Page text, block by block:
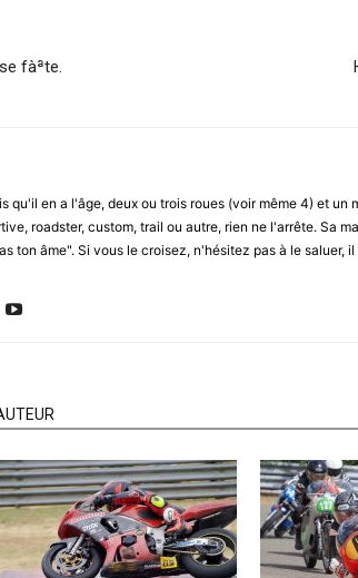
fàªte.
qu'il en a l'âge, deux ou trois roues (voir même 4) et un
roadster, custom, trail ou autre, rien ne l'arrête. Sa
ton âme". Si vous le croisez, n'hésitez pas à le saluer, il